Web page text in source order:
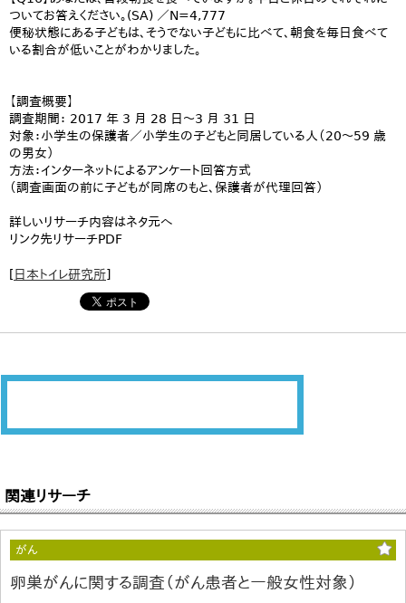
ついてお答えください。(SA) ／N=4,777
便秘状態にある子どもは、そうでない子どもに比べて、朝食を毎日食べて
いる割合が低いことがわかりました。
【調査概要】
調査期間： 2017 年 3 月 28 日～3 月 31 日
対象：小学生の保護者／小学生の子どもと同居している人（20～59 歳
の男女）
方法：インターネットによるアンケート回答方式
（調査画面の前に子どもが同席のもと、保護者が代理回答）
詳しいリサーチ内容はネタ元へ
リンク先リサーチPDF
[日本トイレ研究所]
関連リサーチ
がん
卵巣がんに関する調査（がん患者と一般女性対象）